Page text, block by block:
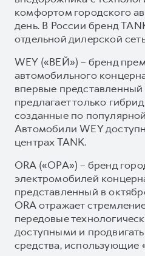
комфортом городского
день. В России бренд
отдельной дилерской
WEY («ВЕЙ») – бренд
автомобильного
впервые представленный
предлагает только
созданные по
Автомобили WEY
центрах TANK.
ORA («ОРА») – бренд
электромобилей
представленный в
ORA отражает
передовые
доступными и
средства, использующие